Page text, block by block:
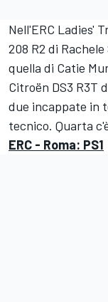
Nell'ERC Ladies'
208 R2 di
quella di Catie
Citroën DS3 R3T
due incappate in
tecnico. Quarta
ERC - Roma: PS1